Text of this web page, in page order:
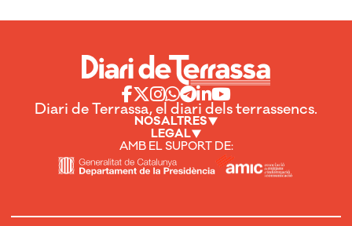
Diari de Terrassa, el diari dels terrassencs.
NOSALTRES
LEGAL
AMB EL SUPORT DE: